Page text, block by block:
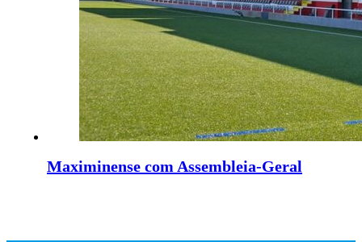
Maximinense com Assembleia-Geral